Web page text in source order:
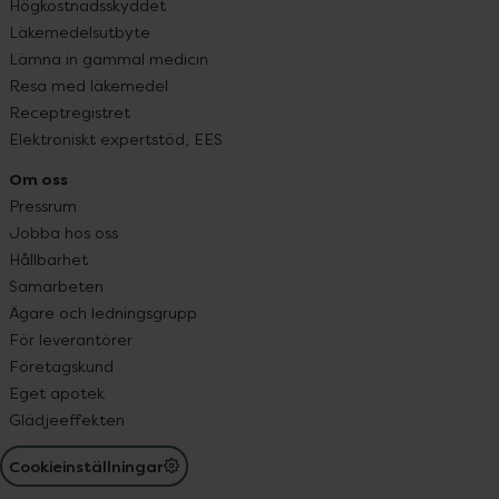
Högkostnadsskyddet
Läkemedelsutbyte
Lämna in gammal medicin
Resa med läkemedel
Receptregistret
Elektroniskt expertstöd, EES
Om oss
Pressrum
Jobba hos oss
Hållbarhet
Samarbeten
Ägare och ledningsgrupp
För leverantörer
Företagskund
Eget apotek
Glädjeeffekten
Cookieinställningar